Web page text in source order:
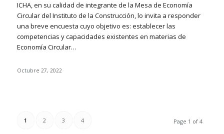
ICHA, en su calidad de integrante de la Mesa de Economía
Circular del Instituto de la Construcción, lo invita a responder
una breve encuesta cuyo objetivo es: establecer las
competencias y capacidades existentes en materias de
Economía Circular…
Octubre 27, 2022
Page 1 of 4
1 2 3 4